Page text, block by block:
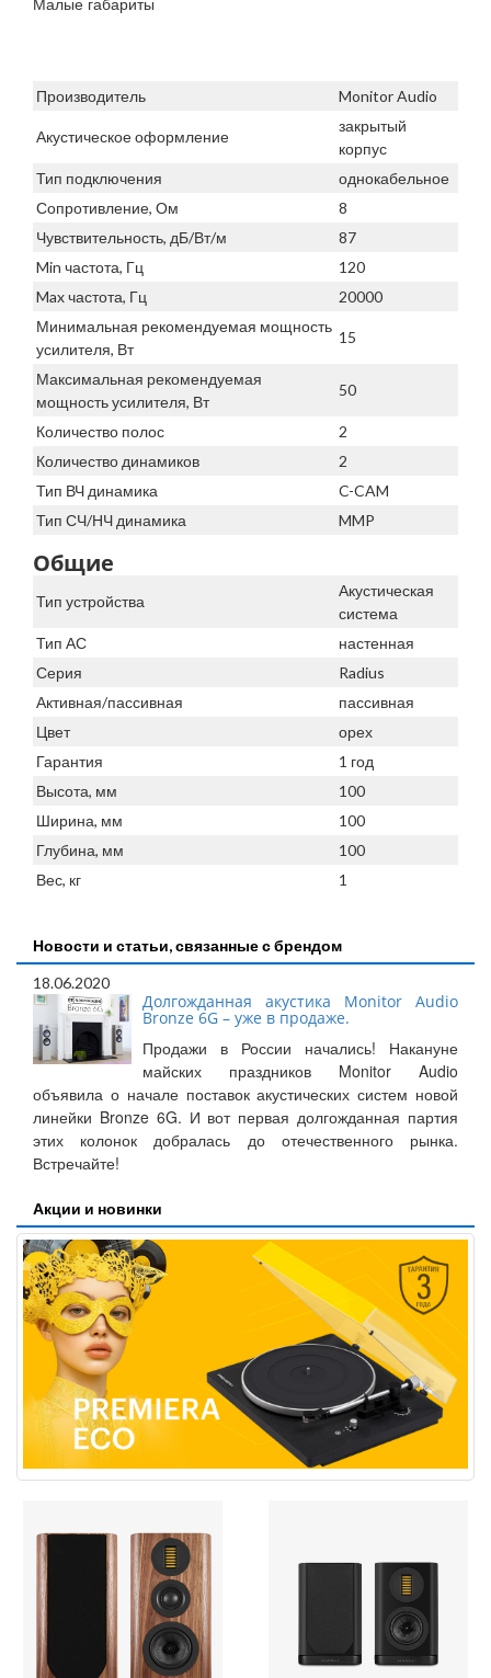
Производитель Monitor Audio
Акустическое оформление
закрытый
корпус
Тип подключения
однокабельное
Сопротивление, Ом
8
Чувствительность, дБ/Вт/м
87
Min частота, Гц
120
Max частота, Гц
20000
Минимальная рекомендуемая мощность
усилителя, Вт
15
Максимальная рекомендуемая
мощность усилителя, Вт
50
Количество полос
2
Количество динамиков
2
Тип ВЧ динамика
C-CAM
Тип СЧ/НЧ динамика
MMP
Общие
Тип устройства
Акустическая
система
Тип АС
настенная
Серия
Radius
Активная/пассивная
пассивная
Цвет
орех
Гарантия
1 год
Высота, мм
100
Ширина, мм
100
Глубина, мм
100
Вес, кг
1
Новости и статьи, связанные с брендом
18.06.2020
Долгожданная акустика Monitor Audio
Bronze 6G – уже в продаже.
Продажи в России начались! Накануне
майских праздников Monitor Audio
объявила о начале поставок акустических систем новой
линейки Bronze 6G. И вот первая долгожданная партия
этих колонок добралась до отечественного рынка.
Встречайте!
Акции и новинки